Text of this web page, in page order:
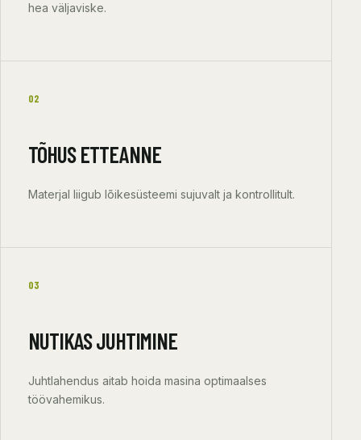
hea väljaviske.
02
TÕHUS ETTEANNE
Materjal liigub lõikesüsteemi sujuvalt ja kontrollitult.
03
NUTIKAS JUHTIMINE
Juhtlahendus aitab hoida masina optimaalses
töövahemikus.